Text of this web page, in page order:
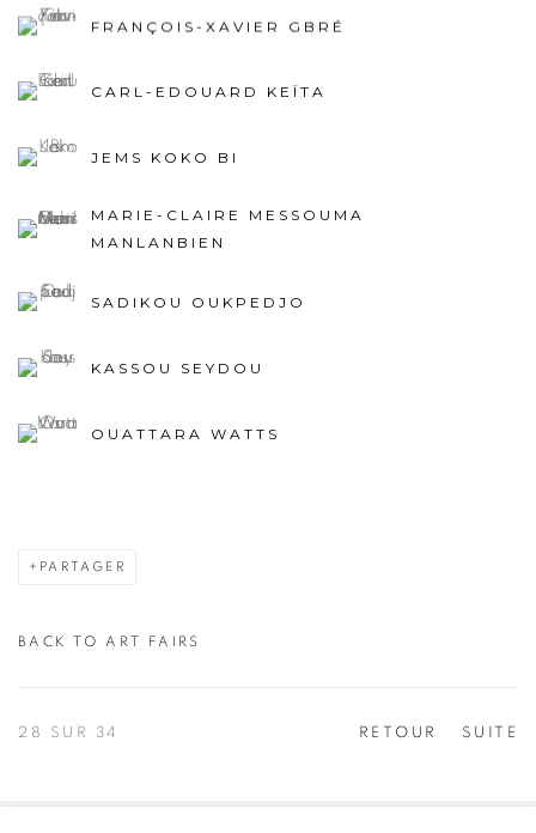
FRANÇOIS-XAVIER GBRÉ
CARL-EDOUARD KEÏTA
JEMS KOKO BI
MARIE-CLAIRE MESSOUMA
MANLANBIEN
SADIKOU OUKPEDJO
KASSOU SEYDOU
OUATTARA WATTS
PARTAGER
BACK TO ART FAIRS
RETOUR SUITE
28 SUR 34